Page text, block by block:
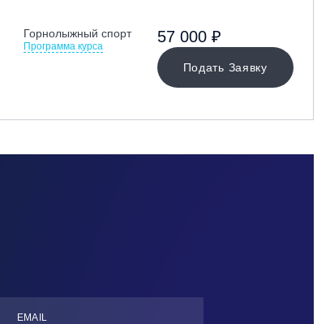
Горнолыжный спорт
Программа курса
Подать Заявку
57 000 ₽
ЕMАIL